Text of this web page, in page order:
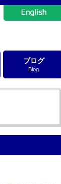
ブログ
Blog